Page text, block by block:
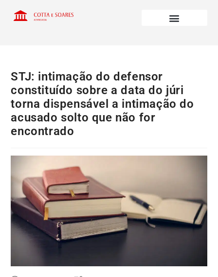
STJ: intimação do defensor
constituído sobre a data do júri
torna dispensável a intimação do
acusado solto que não for
encontrado